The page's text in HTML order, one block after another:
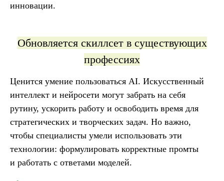
инновации.
Обновляется скиллсет в существующих
профессиях
Ценится умение пользоваться AI. Искусственный
интеллект и нейросети могут забрать на себя
рутину, ускорить работу и освободить время для
стратегических и творческих задач. Но важно,
чтобы специалисты умели использовать эти
технологии: формулировать корректные промты
и работать с ответами моделей.